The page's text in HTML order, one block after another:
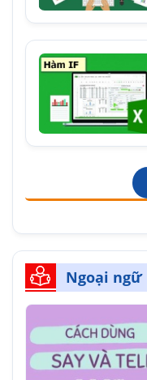
Ngoại ngữ